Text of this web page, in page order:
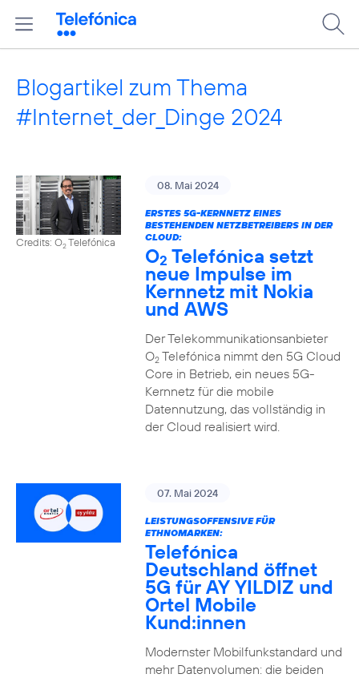
Blogartikel zum Thema
#Internet_der_Dinge 2024
Credits: O2Telefónica
08. Mai 2024
ERSTES 5G-KERNNETZ EINES
BESTEHENDEN NETZBETREIBERS IN DER
CLOUD:
O2 Telefónica setzt
neue Impulse im
Kernnetz mit Nokia
und AWS
Der Telekommunikationsanbieter
O2Telefónica nimmt den 5G Cloud
Core in Betrieb, ein neues 5G-
Kernnetz für die mobile
Datennutzung, das vollständig in
der Cloud realisiert wird.
07. Mai 2024
LEISTUNGSOFFENSIVE FÜR
ETHNOMARKEN:
Telefónica
Deutschland öffnet
5G für AY YILDIZ und
Ortel Mobile
Kund:innen
Modernster Mobilfunkstandard und
mehr Datenvolumen: die beiden